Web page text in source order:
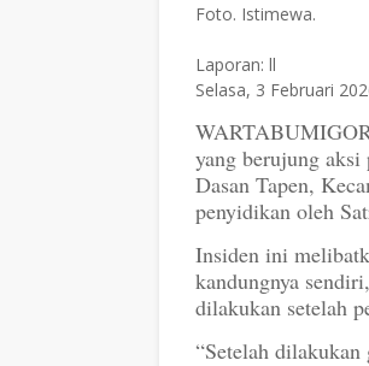
Foto. Istimewa.
Laporan: ll
Selasa, 3 Februari
yang berujung aksi
Dasan Tapen,
penyidikan oleh
Insiden ini
kandungnya
dilakukan setelah
“Setelah